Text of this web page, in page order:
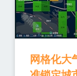
网格化大